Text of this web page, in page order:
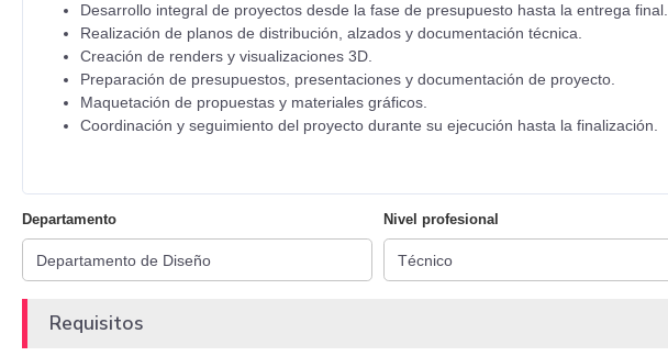
Desarrollo integral de proyectos desde la fase de presupuesto hasta la entrega final.
Realización de planos de distribución, alzados y documentación técnica.
Creación de renders y visualizaciones 3D.
Preparación de presupuestos, presentaciones y documentación de proyecto.
Maquetación de propuestas y materiales gráficos.
Coordinación y seguimiento del proyecto durante su ejecución hasta la finalización.
Departamento Nivel profesional
Requisitos